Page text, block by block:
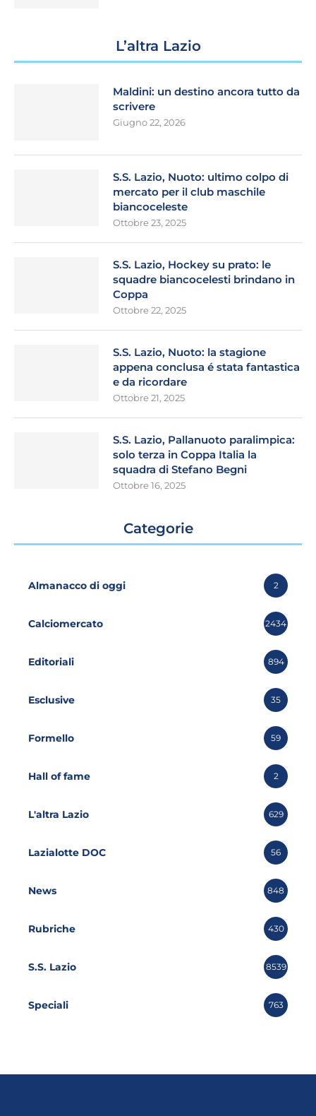
L’altra Lazio
Maldini: un destino ancora tutto da
scrivere
Giugno 22, 2026
S.S. Lazio, Nuoto: ultimo colpo di
mercato per il club maschile
biancoceleste
Ottobre 23, 2025
S.S. Lazio, Hockey su prato: le
squadre biancocelesti brindano in
Coppa
Ottobre 22, 2025
S.S. Lazio, Nuoto: la stagione
appena conclusa é stata fantastica
e da ricordare
Ottobre 21, 2025
S.S. Lazio, Pallanuoto paralimpica:
solo terza in Coppa Italia la
squadra di Stefano Begni
Ottobre 16, 2025
Categorie
Almanacco di oggi 2
Calciomercato 2434
Editoriali 894
Esclusive 35
Formello 59
Hall of fame 2
L'altra Lazio 629
Lazialotte DOC 56
News 848
Rubriche 430
S.S. Lazio 8539
Speciali 763